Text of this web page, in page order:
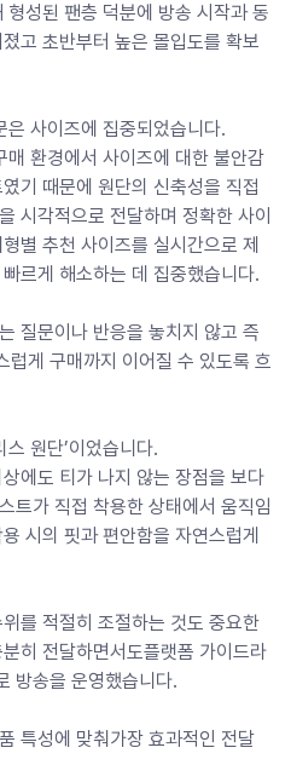
성된 팬층 덕분에 방송 시작과 동
고 초반부터 높은 몰입도를 확보
사이즈에 집중되었습니다.
환경에서 사이즈에 대한 불안감
기 때문에 원단의 신축성을 직접
시각적으로 전달하며 정확한 사이
별 추천 사이즈를 실시간으로 제
르게 해소하는 데 집중했습니다.
질문이나 반응을 놓치지 않고 즉
럽게 구매까지 이어질 수 있도록 흐
원단’이었습니다.
에도 티가 나지 않는 장점을 보다
트가 직접 착용한 상태에서 움직임
시의 핏과 편안함을 자연스럽게
를 적절히 조절하는 것도 중요한
히 전달하면서도플랫폼 가이드라
방송을 운영했습니다.
특성에 맞춰가장 효과적인 전달